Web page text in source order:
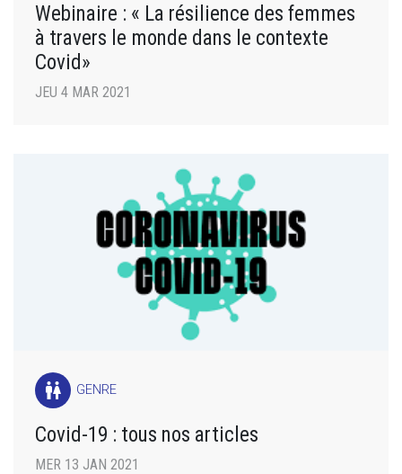
Webinaire : « La résilience des femmes
à travers le monde dans le contexte
Covid»
JEU 4 MAR 2021
wc GENRE
Covid-19 : tous nos articles
MER 13 JAN 2021